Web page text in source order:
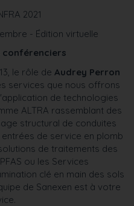
2021
- Édition virtuelle
conférenciers
le rôle de Audrey Perron
services que nous offrons
de technologies
ALTRA rassemblant des
structural de conduites
de service en plomb
de traitements des
ou les Services
clé en main des sols
de Sanexen est à votre